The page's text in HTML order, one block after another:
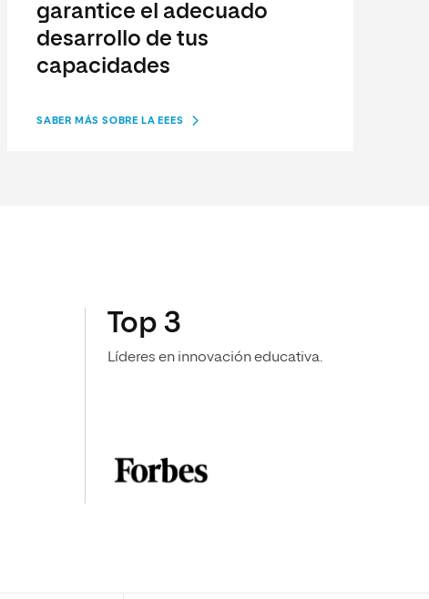
garantice el adecuado
desarrollo de tus
capacidades
SABER MÁS SOBRE LA EEES
Top 3
Líderes en innovación educativa.